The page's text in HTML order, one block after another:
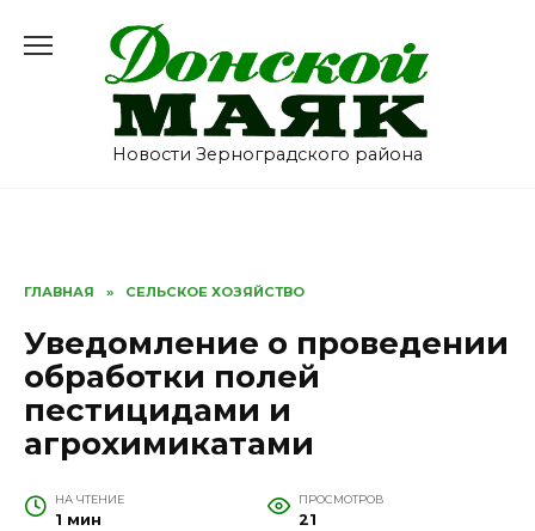
содержанию
Новости Зерноградского района
ГЛАВНАЯ » СЕЛЬСКОЕ ХОЗЯЙСТВО
Уведомление о проведении
обработки полей
пестицидами и
агрохимикатами
НА ЧТЕНИЕ
1 мин
ПРОСМОТРОВ
21